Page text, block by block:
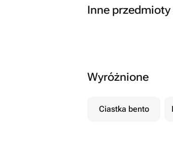
Inne
Wyróżnione
Ciastka bento